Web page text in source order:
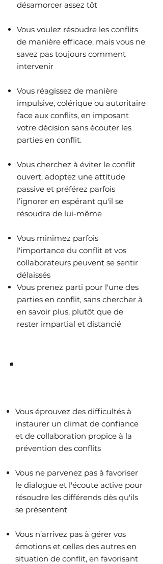
désamorcer assez tôt
Vous voulez résoudre les conflits
de manière efficace, mais vous ne
savez pas toujours comment
intervenir
Vous réagissez de manière
impulsive, colérique ou autoritaire
face aux conflits, en imposant
votre décision sans écouter les
parties en conflit.
Vous cherchez à éviter le conflit
ouvert, adoptez une attitude
passive et préférez parfois
l’ignorer en espérant qu'il se
résoudra de lui-même
Vous minimez parfois
l'importance du conflit et vos
collaborateurs peuvent se sentir
délaissés
Vous prenez parti pour l'une des
parties en conflit, sans chercher à
en savoir plus, plutôt que de
rester impartial et distancié
Vous éprouvez des difficultés à
instaurer un climat de confiance
et de collaboration propice à la
prévention des conflits
Vous ne parvenez pas à favoriser
le dialogue et l'écoute active pour
résoudre les différends dès qu'ils
se présentent
Vous n’arrivez pas à gérer vos
émotions et celles des autres en
situation de conflit, en favorisant